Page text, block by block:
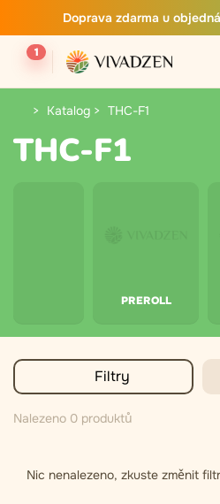
Doprava zdarma u
1
Katalog THC-F1
THC-F1
PREROLL
Filtry
Nalezeno 0 produktů
Nic nenalezeno, zkuste změnit